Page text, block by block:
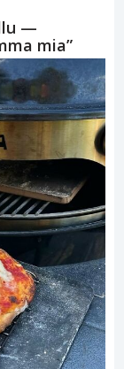
—
mia”